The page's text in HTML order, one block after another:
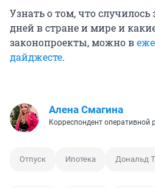
Узнать о том, что случилось
дней в стране и мире и
законопроекты, можно в
дайджесте.
Алена Смагина
Корреспондент оперативной
Отпуск Ипотека Дональд